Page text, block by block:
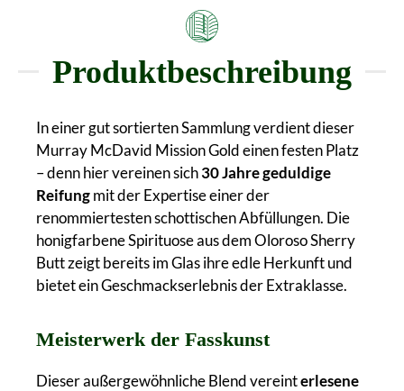
Produktbeschreibung
In einer gut sortierten Sammlung verdient dieser
Murray McDavid Mission Gold einen festen Platz
– denn hier vereinen sich30 Jahre geduldige
Reifungmit der Expertise einer der
renommiertesten schottischen Abfüllungen. Die
honigfarbene Spirituose aus dem Oloroso Sherry
Butt zeigt bereits im Glas ihre edle Herkunft und
bietet ein Geschmackserlebnis der Extraklasse.
Meisterwerk der Fasskunst
Dieser außergewöhnliche Blend vereinterlesene